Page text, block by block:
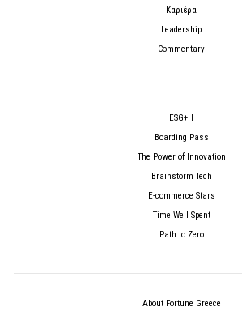
Καριέρα
Leadership
Commentary
ESG+H
Boarding Pass
The Power of Innovation
Brainstorm Tech
E-commerce Stars
Time Well Spent
Path to Zero
About Fortune Greece